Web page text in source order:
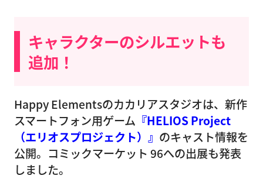
キャラクターのシルエットも
追加！
Happy Elementsのカカリアスタジオは、新作
スマートフォン用ゲーム 『HELIOS Project
（エリオスプロジェクト）』 のキャスト情報を
公開。コミックマーケット 96への出展も発表
しました。